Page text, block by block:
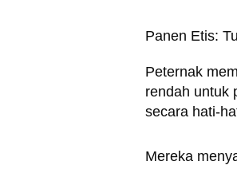
Panen Etis:
Peternak
rendah untuk
secara hati-
Mereka